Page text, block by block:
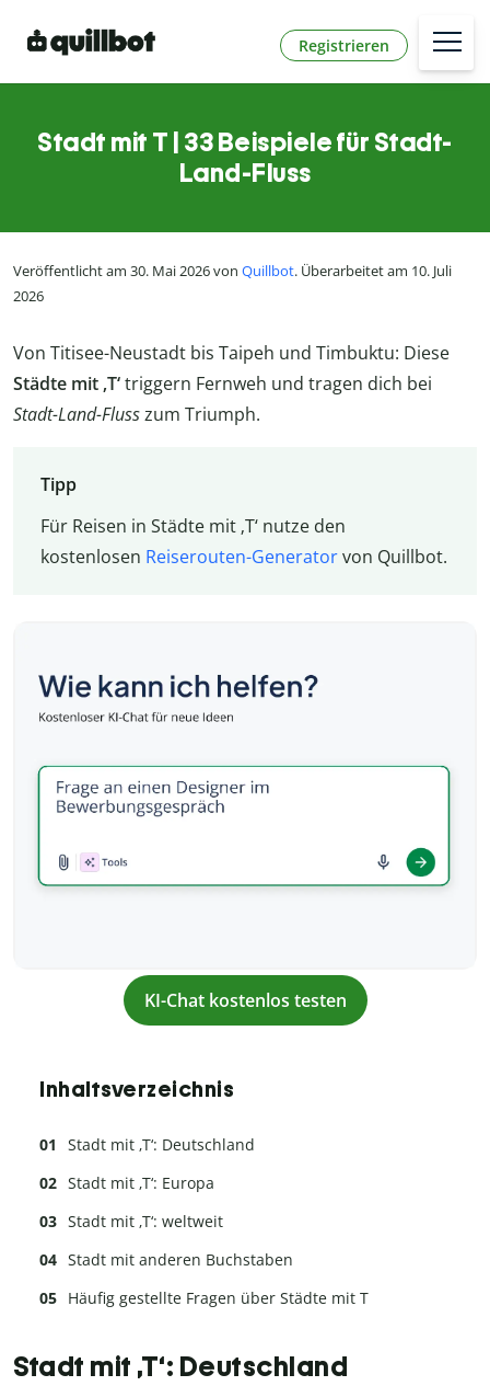
Registrieren
Stadt mit T | 33 Beispiele für Stadt-
Land-Fluss
Veröffentlicht am 30. Mai 2026 von Quillbot. Überarbeitet am 10. Juli
2026
Von Titisee-Neustadt bis Taipeh und Timbuktu: Diese
Städte mit ‚T‘triggern Fernweh und tragen dich bei
Stadt-Land-Flusszum Triumph.
Tipp
Für Reisen in Städte mit ‚T‘ nutze den
kostenlosen Reiserouten-Generatorvon Quillbot.
KI-Chat kostenlos testen
Inhaltsverzeichnis
Stadt mit ‚T‘: Deutschland
Stadt mit ‚T‘: Europa
Stadt mit ‚T‘: weltweit
Stadt mit anderen Buchstaben
Häufig gestellte Fragen über Städte mit T
Stadt mit ‚T‘: Deutschland